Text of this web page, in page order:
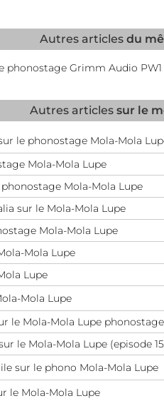
Autres articles du
phonostage Grimm Audio PW1
Autres articles sur le
le phonostage Mola-Mola
Mola-Mola Lupe
Mola-Mola Lupe
sur le Mola-Mola Lupe
Mola-Mola Lupe
Mola Lupe
Lupe
Mola Lupe
le Mola-Mola Lupe phonostage
le Mola-Mola Lupe (episode
sur le phono Mola-Mola Lupe
le Mola-Mola Lupe